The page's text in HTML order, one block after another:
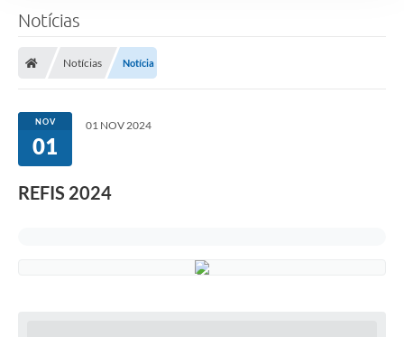
Notícias
Notícias Notícia
NOV
01
01 NOV 2024
REFIS 2024